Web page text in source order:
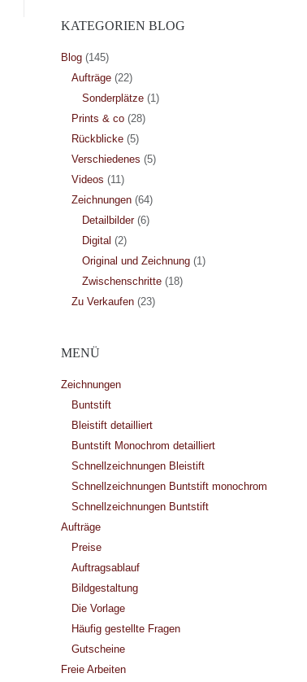
KATEGORIEN BLOG
Blog(145)
Aufträge(22)
Sonderplätze(1)
Prints & co(28)
Rückblicke(5)
Verschiedenes (5)
Videos (11)
Zeichnungen(64)
Detailbilder(6)
Digital (2)
Original und Zeichnung(1)
Zwischenschritte(18)
Zu Verkaufen(23)
MENÜ
Zeichnungen
Buntstift
Bleistift detailliert
Buntstift Monochrom detailliert
Schnellzeichnungen Bleistift
Schnellzeichnungen Buntstift monochrom
Schnellzeichnungen Buntstift
Aufträge
Preise
Auftragsablauf
Bildgestaltung
Die Vorlage
Häufig gestellte Fragen
Gutscheine
Freie Arbeiten